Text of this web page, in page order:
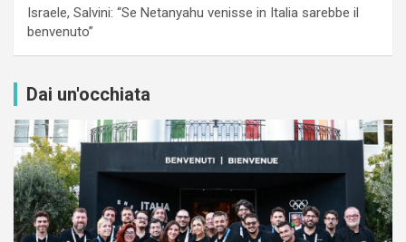
Israele, Salvini: “Se Netanyahu venisse in Italia sarebbe il
benvenuto”
Dai un'occhiata